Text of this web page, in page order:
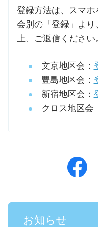
登録方法は、スマホ
会別の「登録」よ
上、ご返信ください
文京地区会：
豊島地区会：
新宿地区会：
クロス地区会：
お知らせ